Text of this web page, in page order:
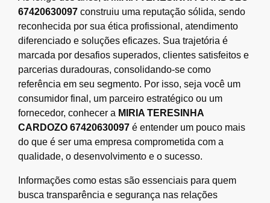
67420630097 construiu uma reputação sólida, sendo
reconhecida por sua ética profissional, atendimento
diferenciado e soluções eficazes. Sua trajetória é
marcada por desafios superados, clientes satisfeitos e
parcerias duradouras, consolidando-se como
referência em seu segmento. Por isso, seja você um
consumidor final, um parceiro estratégico ou um
fornecedor, conhecer a MIRIA TERESINHA
CARDOZO 67420630097 é entender um pouco mais
do que é ser uma empresa comprometida com a
qualidade, o desenvolvimento e o sucesso.
Informações como estas são essenciais para quem
busca transparência e segurança nas relações